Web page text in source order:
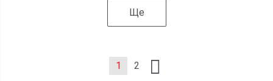
Ще
1 2